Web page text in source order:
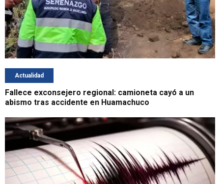
Actualidad
Fallece exconsejero regional: camioneta cayó a un
abismo tras accidente en Huamachuco